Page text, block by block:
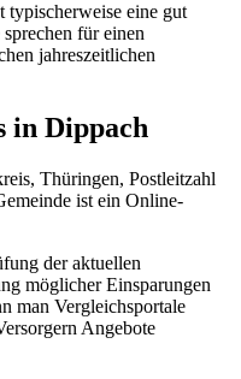
eine gut
für einen
jahreszeitlichen
in Dippach
Thüringen, Postleitzahl
ist ein Online-
der aktuellen
möglicher Einsparungen
man Vergleichsportale
Angebote